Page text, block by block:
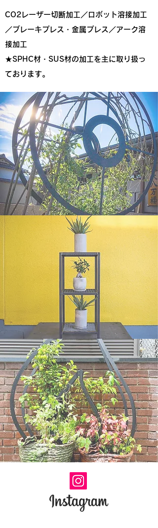
CO2レーザー切断加工／ロボット溶接加工
／ブレーキプレス・金属プレス／アーク溶
接加工
★SPHC材・SUS材の加工を主に取り扱っ
ております。